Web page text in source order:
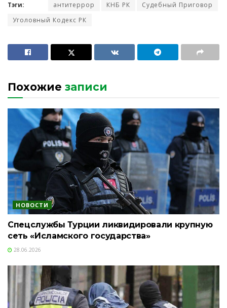
Тэги: антитеррор КНБ РК
Судебный Приговор
Уголовный Кодекс РК
Похожие записи
НОВОСТИ
Спецслужбы Турции ликвидировали крупную
сеть «Исламского государства»
28.06.2026